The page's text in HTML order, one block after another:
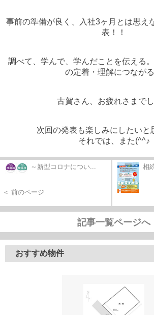
事前の準備が良く、入社3ヶ月とは思え
表！！
調べて、学んで、学んだことを伝える
の定着・理解につながる
古賀さん、お疲れさまでし
次回の発表も楽しみにしたいと
それでは、また(^^♪
～新型コロナについ...
＜ 前のページ
相
記事一覧ページへ
おすすめ物件